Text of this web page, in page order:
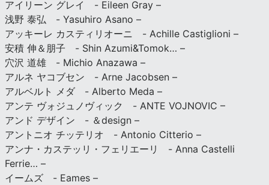
アイリーン グレイ - Eileen Gray –
浅野 泰弘 - Yasuhiro Asano –
アッキーレ カスティリオーニ - Achille Castiglioni –
安積 伸＆朋子 - Shin Azumi&Tomok… –
穴沢 道雄 - Michio Anazawa –
アルネ ヤコブセン - Arne Jacobsen –
アルベルト メダ - Alberto Meda –
アンテ ヴォジュノヴィック - ANTE VOJNOVIC –
アンド デザイン - ＆design –
アントニオ チッテリオ - Antonio Citterio –
アンナ・カステッリ・フェリエーリ - Anna Castelli
Ferrie… –
イームズ - Eames –